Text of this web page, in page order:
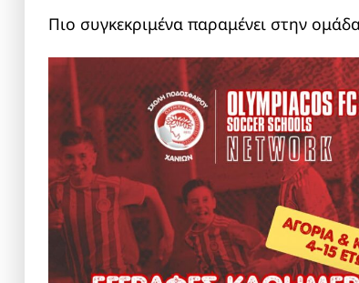
Πιο συγκεκριμένα παραμένει στην